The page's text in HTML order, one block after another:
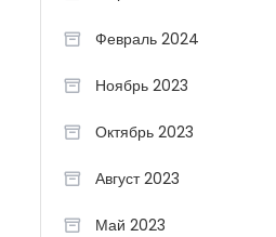
Февраль 2024
Ноябрь 2023
Октябрь 2023
Август 2023
Май 2023